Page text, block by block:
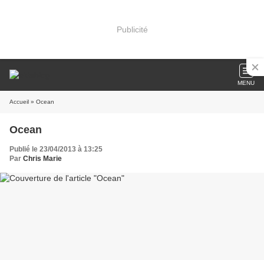
Publicité
MENU
Accueil » Ocean
Ocean
Publié le 23/04/2013 à 13:25
Par Chris Marie